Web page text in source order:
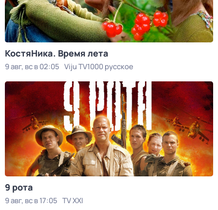
КостяНика. Время лета
9 авг, вс в 02:05 Viju TV1000 русское
9 рота
9 авг, вс в 17:05 TV XXI